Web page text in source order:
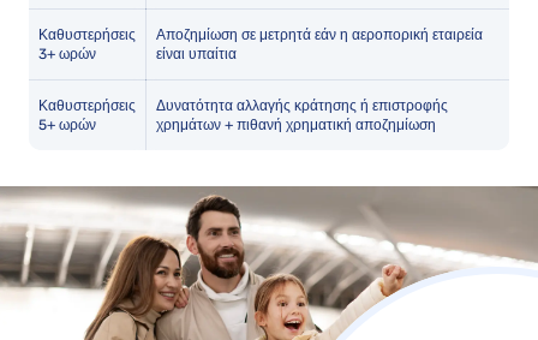
Καθυστερήσεις
3+ ωρών
Αποζημίωση σε μετρητά εάν η αεροπορική εταιρεία
είναι υπαίτια
Καθυστερήσεις
5+ ωρών
Δυνατότητα αλλαγής κράτησης ή επιστροφής
χρημάτων + πιθανή χρηματική αποζημίωση